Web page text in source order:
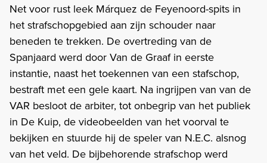
Net voor rust leek Márquez de Feyenoord-spits in
het strafschopgebied aan zijn schouder naar
beneden te trekken. De overtreding van de
Spanjaard werd door Van de Graaf in eerste
instantie, naast het toekennen van een stafschop,
bestraft met een gele kaart. Na ingrijpen van van de
VAR besloot de arbiter, tot onbegrip van het publiek
in De Kuip, de videobeelden van het voorval te
bekijken en stuurde hij de speler van N.E.C. alsnog
van het veld. De bijbehorende strafschop werd